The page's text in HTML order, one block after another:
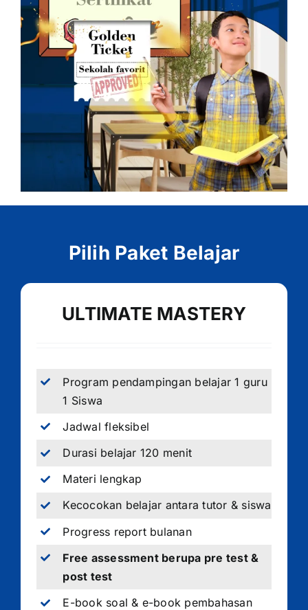
Pilih Paket Belajar
ULTIMATE MASTERY
Program pendampingan belajar 1 guru
1 Siswa
Jadwal fleksibel
Durasi belajar 120 menit
Materi lengkap
Kecocokan belajar antara tutor & siswa
Progress report bulanan
Free assessment berupa pre test &
post test
E-book soal & e-book pembahasan